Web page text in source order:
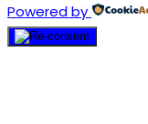
Powered by